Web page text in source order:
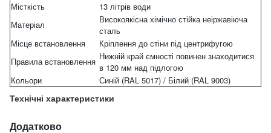
Технічні характеристики
Місткість
13 літрів води
Матеріал
Високоякісна хімічно стійка неіржавіюча
сталь
Місце встановлення
Кріплення до стіни під центрифугою
Правила встановлення Нижній край ємності повинен знаходитися
в 120 мм над підлогою
Кольори
Синій (RAL 5017) / Білий (RAL 9003)
Додатково